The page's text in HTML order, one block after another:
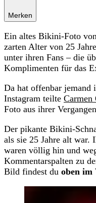
Merken
Ein altes Bikini-Foto
zarten Alter von 25
unter ihren Fans – die
Komplimenten für das
Da hat offenbar jemand
Instagram teilte Carmen
Foto aus ihrer
Der pikante Bikini-
als sie 25 Jahre alt war.
waren völlig hin und
Kommentarspalten zu
Bild findest du oben im